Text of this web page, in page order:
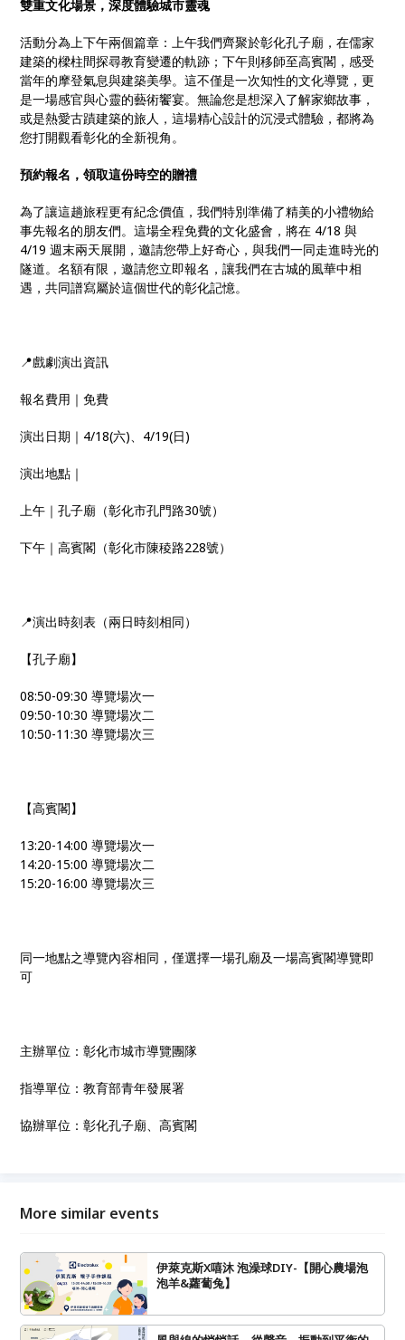
雙重文化場景，深度體驗城市靈魂
活動分為上下午兩個篇章：上午我們齊聚於彰化孔子廟，在儒家
建築的樑柱間探尋教育變遷的軌跡；下午則移師至高賓閣，感受
當年的摩登氣息與建築美學。這不僅是一次知性的文化導覽，更
是一場感官與心靈的藝術饗宴。無論您是想深入了解家鄉故事，
或是熱愛古蹟建築的旅人，這場精心設計的沉浸式體驗，都將為
您打開觀看彰化的全新視角。
預約報名，領取這份時空的贈禮
為了讓這趟旅程更有紀念價值，我們特別準備了精美的小禮物給
事先報名的朋友們。這場全程免費的文化盛會，將在 4/18 與
4/19 週末兩天展開，邀請您帶上好奇心，與我們一同走進時光的
隧道。名額有限，邀請您立即報名，讓我們在古城的風華中相
遇，共同譜寫屬於這個世代的彰化記憶。
📍戲劇演出資訊
報名費用｜免費
演出日期｜4/18(六)、4/19(日)
演出地點｜
上午｜孔子廟（彰化市孔門路30號）
下午｜高賓閣（彰化市陳稜路228號）
📍演出時刻表（兩日時刻相同）
【孔子廟】
08:50-09:30 導覽場次一
09:50-10:30 導覽場次二
10:50-11:30 導覽場次三
【高賓閣】
13:20-14:00 導覽場次一
14:20-15:00 導覽場次二
15:20-16:00 導覽場次三
同一地點之導覽內容相同，僅選擇一場孔廟及一場高賓閣導覽即
可
主辦單位：彰化市城市導覽團隊
指導單位：教育部青年發展署
協辦單位：彰化孔子廟、高賓閣
More similar events
伊萊克斯X嘻沐 泡澡球DIY-【開心農場泡
泡羊&蘿蔔兔】